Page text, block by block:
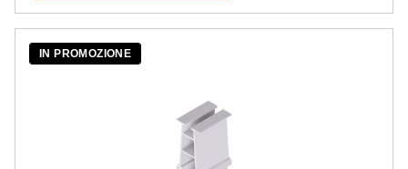
IN PROMOZIONE